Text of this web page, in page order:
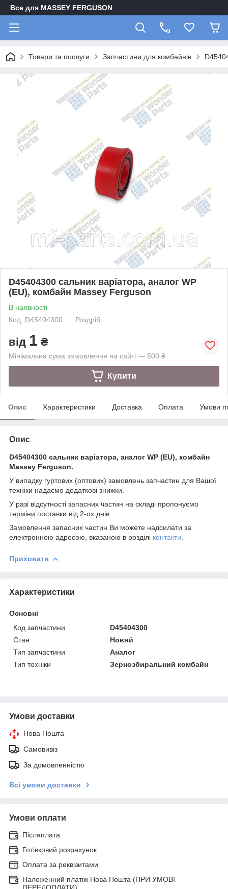
Все для MASSEY FERGUSON
Товари та послуги Запчастини для комбайнів
D45404300 сальник варіатора, аналог WP
(EU), комбайн Massey Ferguson
В наявності
Код: D45404300
Роздріб
від 1 ₴
Мінімальна сума замовлення на сайті — 500 ₴
Купити
Опис Характеристики Доставка Оплата Умови
Опис
D45404300 сальник варіатора, аналог WP (EU), комбайн
Massey Ferguson.
У випадку гуртових (оптових) замовлень запчастин для Вашої
техніки надаємо додаткові знижки.
У разі відсутності запасних частин на складі пропонуємо
терміни поставки від 2-ох днів.
Замовлення запасних частин Ви можете надсилати за
електронною адресою, вказаною в розділі контакти
Приховати
Характеристики
Основні
Код запчастини
D45404300
Стан
Новий
Тип запчастини
Аналог
Тип техніки
Зернозбиральний комбайн
Умови доставки
Нова Пошта
Самовивіз
За домовленністю
Всі умови доставки
Умови оплати
Післяплата
Готівковий розрахунок
Оплата за реквізитами
Наложенний платіж Нова Пошта (ПРИ УМОВІ
ПЕРЕДОПЛАТИ)